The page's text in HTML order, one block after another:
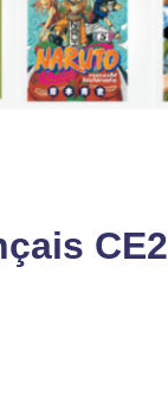
CE2